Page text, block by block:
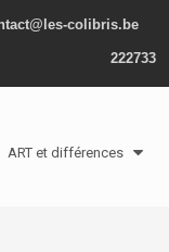
colibris.be
222733
ART et différences